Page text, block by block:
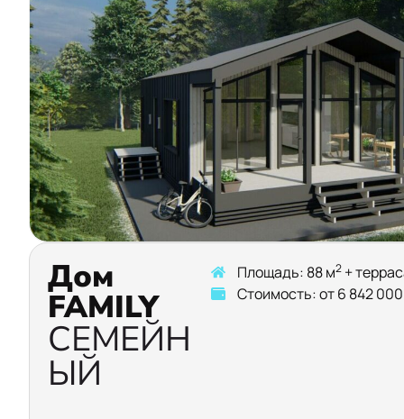
Дом
FAMILY
СЕМЕЙН
ЫЙ
Площадь: 88 м2+
Стоимость: от 6 842